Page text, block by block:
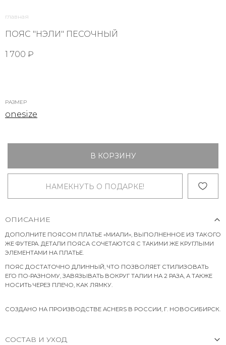
главная
ПОЯС "НЭЛИ" ПЕСОЧНЫЙ
1 700 ₽
РАЗМЕР
onesize
В КОРЗИНУ
НАМЕКНУТЬ О ПОДАРКЕ!
ОПИСАНИЕ
ДОПОЛНИТЕ ПОЯСОМ ПЛАТЬЕ «МИАЛИ», ВЫПОЛНЕННОЕ ИЗ ТАКОГО
ЖЕ ФУТЕРА. ДЕТАЛИ ПОЯСА СОЧЕТАЮТСЯ С ТАКИМИ ЖЕ КРУГЛЫМИ
ЭЛЕМЕНТАМИ НА ПЛАТЬЕ.
ПОЯС ДОСТАТОЧНО ДЛИННЫЙ, ЧТО ПОЗВОЛЯЕТ СТИЛИЗОВАТЬ
ЕГО ПО-РАЗНОМУ, ЗАВЯЗЫВАТЬ ВОКРУГ ТАЛИИ НА 2 РАЗА, А ТАКЖЕ
НОСИТЬ ЧЕРЕЗ ПЛЕЧО, КАК ЛЯМКУ.
СОЗДАНО НА ПРОИЗВОДСТВЕ ACHERS В РОССИИ, Г. НОВОСИБИРСК.
СОСТАВ И УХОД